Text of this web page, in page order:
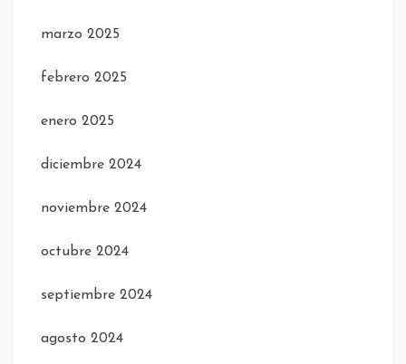
marzo 2025
febrero 2025
enero 2025
diciembre 2024
noviembre 2024
octubre 2024
septiembre 2024
agosto 2024